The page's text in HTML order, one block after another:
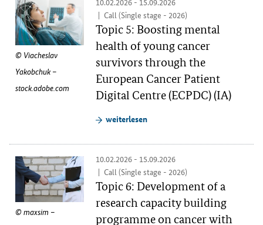
Viacheslav
Yakobchuk –
stock.adobe.com
Call (Single stage - 2026)
Topic 5: Boosting mental
health of young cancer
survivors through the
European Cancer Patient
Digital Centre (ECPDC) (IA)
weiterlesen
maxsim –
10.02.2026 - 15.09.2026
Call (Single stage - 2026)
Topic 6: Development of a
research capacity building
programme on cancer with